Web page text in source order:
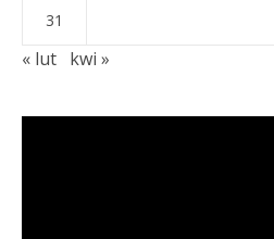
31
« lut kwi »